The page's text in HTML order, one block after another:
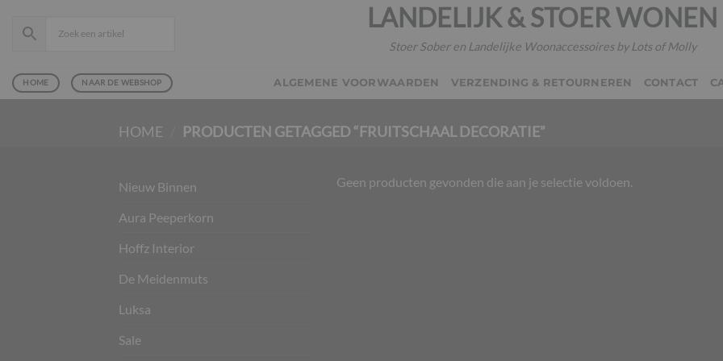
naar
LANDELIJK & STOER WONEN
Stoer Sober en Landelijke Woonaccessoires by Lots of Molly
HOME NAAR DE WEBSHOP ALGEMENE VOORWAARDEN VERZENDING & RETOURNEREN CONTACT
HOME PRODUCTEN GETAGGED “FRUITSCHAAL DECORATIE”
Nieuw Binnen
Aura Peeperkorn
Hoffz Interior
De Meidenmuts
Luksa
Sale
Geen producten gevonden die aan je selectie voldoen.